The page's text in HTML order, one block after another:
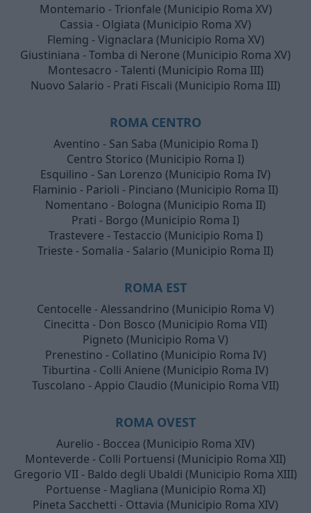
Montemario - Trionfale (Municipio Roma XV)
Cassia - Olgiata (Municipio Roma XV)
Fleming - Vignaclara (Municipio Roma XV)
Giustiniana - Tomba di Nerone (Municipio Roma XV)
Montesacro - Talenti (Municipio Roma III)
Nuovo Salario - Prati Fiscali (Municipio Roma III)
ROMA CENTRO
Aventino - San Saba (Municipio Roma I)
Centro Storico (Municipio Roma I)
Esquilino - San Lorenzo (Municipio Roma IV)
Flaminio - Parioli - Pinciano (Municipio Roma II)
Nomentano - Bologna (Municipio Roma II)
Prati - Borgo (Municipio Roma I)
Trastevere - Testaccio (Municipio Roma I)
Trieste - Somalia - Salario (Municipio Roma II)
ROMA EST
Centocelle - Alessandrino (Municipio Roma V)
Cinecitta - Don Bosco (Municipio Roma VII)
Pigneto (Municipio Roma V)
Prenestino - Collatino (Municipio Roma IV)
Tiburtina - Colli Aniene (Municipio Roma IV)
Tuscolano - Appio Claudio (Municipio Roma VII)
ROMA OVEST
Aurelio - Boccea (Municipio Roma XIV)
Monteverde - Colli Portuensi (Municipio Roma XII)
Gregorio VII - Baldo degli Ubaldi (Municipio Roma XIII)
Portuense - Magliana (Municipio Roma XI)
Pineta Sacchetti - Ottavia (Municipio Roma XIV)